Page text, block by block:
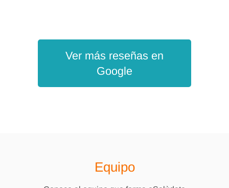
Ver más reseñas en
Google
Equipo